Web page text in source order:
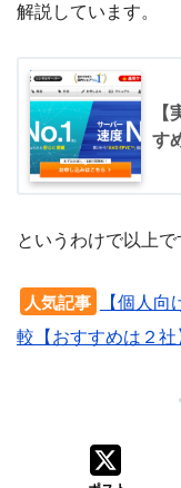
解説しています。
す
というわけで以上で
人気記事
【個人
較【おすすめは２社